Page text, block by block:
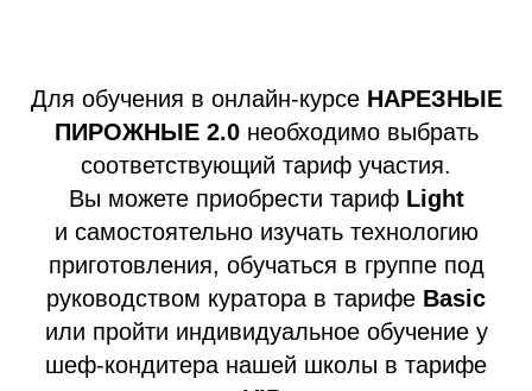
Для обучения в онлайн-курсе НАРЕЗНЫЕ
ПИРОЖНЫЕ 2.0необходимо выбрать
соответствующий тариф участия.
Вы можете приобрести тариф Light
и самостоятельно изучать технологию
приготовления, обучаться в группе под
руководством куратора в тарифе Basic
или пройти индивидуальное обучение у
шеф-кондитера нашей школы в тарифе